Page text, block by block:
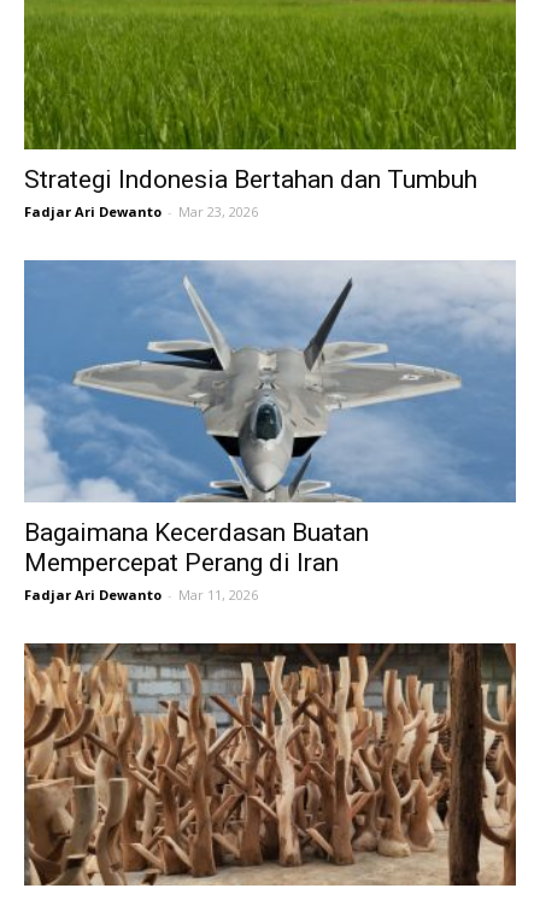
Strategi Indonesia Bertahan dan Tumbuh
Fadjar Ari Dewanto - Mar 23, 2026
Bagaimana Kecerdasan Buatan
Mempercepat Perang di Iran
Fadjar Ari Dewanto - Mar 11, 2026